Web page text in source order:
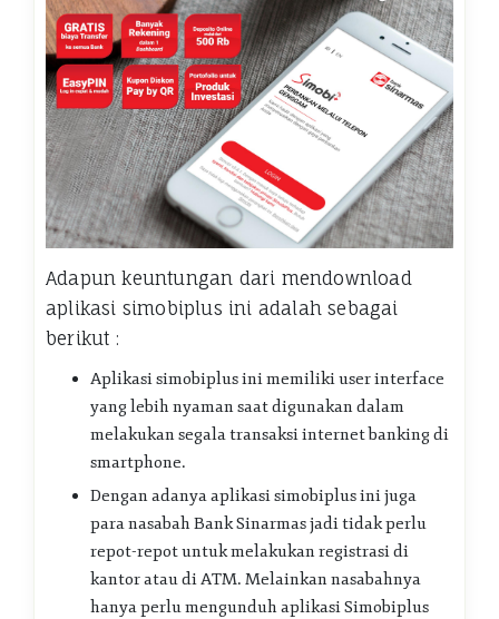
Adapun keuntungan dari mendownload
aplikasi simobiplus ini adalah sebagai
berikut :
Aplikasi simobiplus ini memiliki user interface
yang lebih nyaman saat digunakan dalam
melakukan segala transaksi internet banking di
smartphone.
Dengan adanya aplikasi simobiplus ini juga
para nasabah Bank Sinarmas jadi tidak perlu
repot-repot untuk melakukan registrasi di
kantor atau di ATM. Melainkan nasabahnya
hanya perlu mengunduh aplikasi Simobiplus